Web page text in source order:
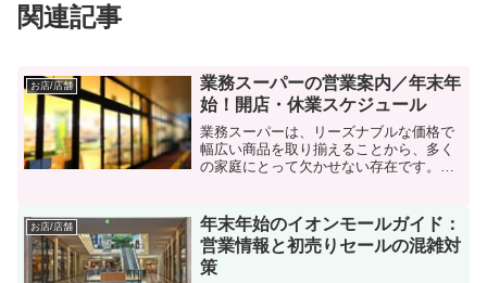
関連記事
お店/店舗
業務スーパーの営業案内／年末年
始！開店・休業スケジュール
業務スーパーは、リーズナブルな価格で
幅広い商品を取り揃えることから、多く
の家庭にとって欠かせない存在です。年
短縮したり、休業する店が増える傾向に
あります。そこで注目され...
お店/店舗
年末年始のイオンモールガイド：
営業情報と初売りセールの混雑対
策